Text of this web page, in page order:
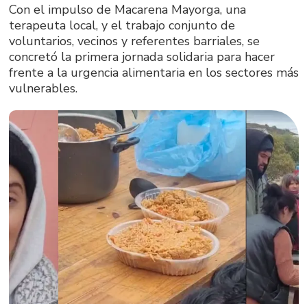
Con el impulso de Macarena Mayorga, una
terapeuta local, y el trabajo conjunto de
voluntarios, vecinos y referentes barriales, se
concretó la primera jornada solidaria para hacer
frente a la urgencia alimentaria en los sectores más
vulnerables.